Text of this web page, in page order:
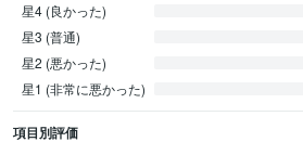
星4 (良かった)
星3 (普通)
星2 (悪かった)
星1 (非常に悪かった)
項目別評価